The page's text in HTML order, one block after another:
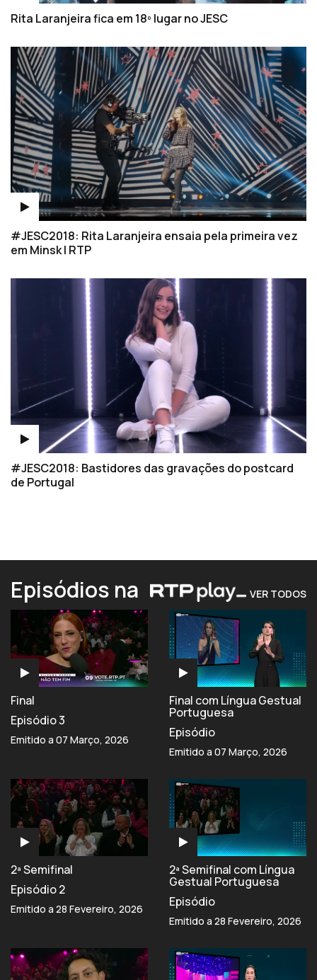
Rita Laranjeira fica em 18º lugar no JESC
#JESC2018: Rita Laranjeira ensaia pela primeira vez
em Minsk | RTP
#JESC2018: Bastidores das gravações do postcard
de Portugal
Episódios na VER TODOS
Final
Episódio 3
Emitido a 07 Março, 2026
Final com Língua Gestual
Portuguesa
Episódio
Emitido a 07 Março, 2026
2ª Semifinal
Episódio 2
Emitido a 28 Fevereiro, 2026
2ª Semifinal com Língua
Gestual Portuguesa
Episódio
Emitido a 28 Fevereiro, 2026